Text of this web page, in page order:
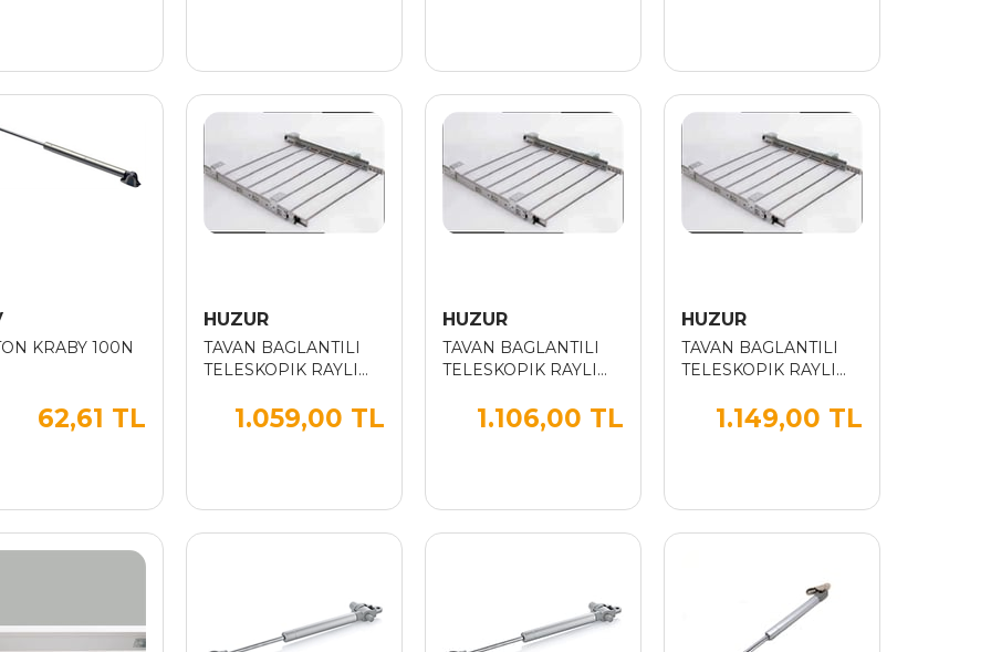
KRABY 100N
62,61 TL
HUZUR
TAVAN BAGLANTILI
TELESKOPIK RAYLI
PANTOLONLUK 60
1.059,00 TL
HUZUR
TAVAN BAGLANTILI
TELESKOPIK RAYLI
PANTOLONLUK 70
1.106,00 TL
HUZUR
TAVAN BAGLANTILI
TELESKOPIK RAYLI
PANTOLONLUK 80
1.149,00 TL